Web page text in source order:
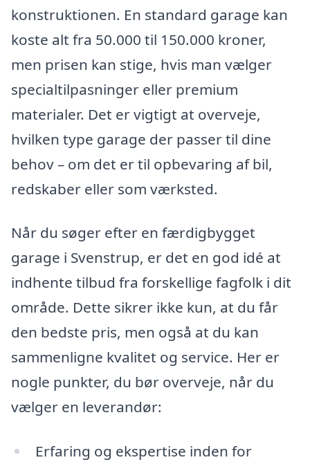
konstruktionen. En standard garage kan
koste alt fra 50.000 til 150.000 kroner,
men prisen kan stige, hvis man vælger
specialtilpasninger eller premium
materialer. Det er vigtigt at overveje,
hvilken type garage der passer til dine
behov – om det er til opbevaring af bil,
redskaber eller som værksted.
Når du søger efter en færdigbygget
garage i Svenstrup, er det en god idé at
indhente tilbud fra forskellige fagfolk i dit
område. Dette sikrer ikke kun, at du får
den bedste pris, men også at du kan
sammenligne kvalitet og service. Her er
nogle punkter, du bør overveje, når du
vælger en leverandør:
Erfaring og ekspertise inden for